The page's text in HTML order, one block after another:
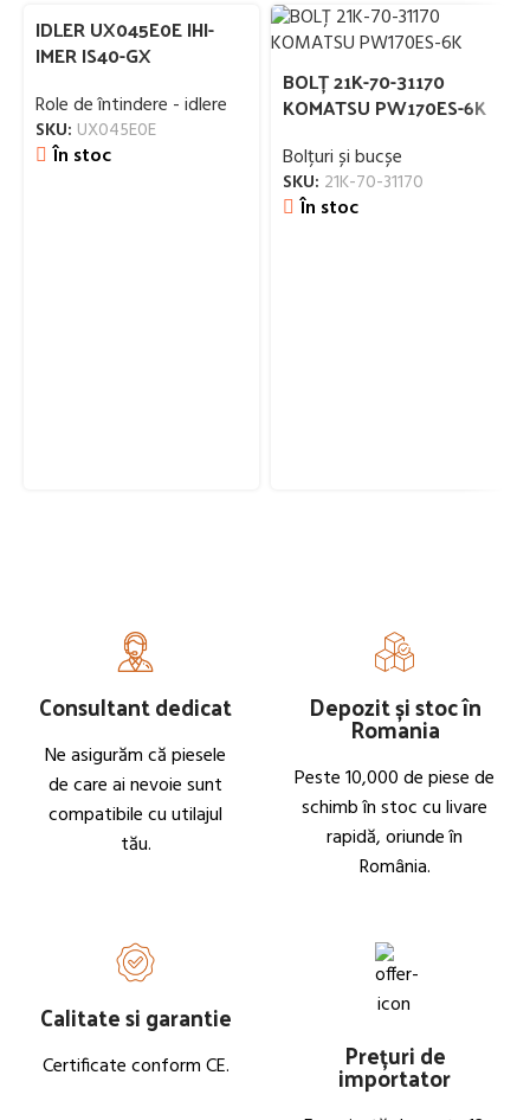
IDLER UX045E0E IHI-
IMER IS40-GX
Role de întindere - idlere
SKU: UX045E0E
În stoc
BOLȚ 21K-70-31170
KOMATSU PW170ES-6K
Bolțuri și bucșe
SKU: 21K-70-31170
În stoc
Consultant dedicat
Ne asigurăm că piesele
de care ai nevoie sunt
compatibile cu utilajul
tău.
Depozit și stoc în
Romania
Peste 10,000 de piese de
schimb în stoc cu livare
rapidă, oriunde în
România.
Calitate si garantie
Certificate conform CE. Prețuri de
importator